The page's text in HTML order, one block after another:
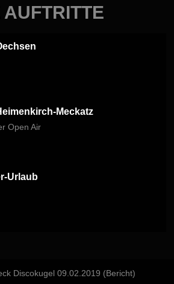
AUFTRITTE
Meckatz
Open Air
Urlaub